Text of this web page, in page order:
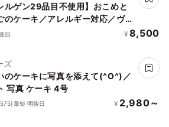
ルゲン29品目不使用】おこめと
のケーキ／アレルギー対応／ヴィ
、グルテンフリー、ハラール、プ
日 ¥ 8,500
ズ
のケーキに写真を添えて(^O^)／
写真 ケーキ 4号
最短 明後日 ¥ 2,980～